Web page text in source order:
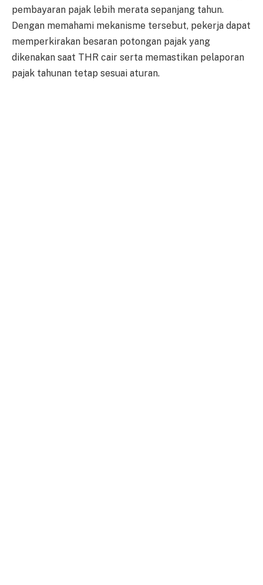
pembayaran pajak lebih merata sepanjang tahun.
Dengan memahami mekanisme tersebut, pekerja dapat
memperkirakan besaran potongan pajak yang
dikenakan saat THR cair serta memastikan pelaporan
pajak tahunan tetap sesuai aturan.